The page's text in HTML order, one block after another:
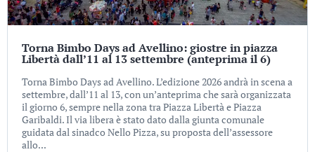
Torna Bimbo Days ad Avellino: giostre in piazza
Libertà dall’11 al 13 settembre (anteprima il 6)
Torna Bimbo Days ad Avellino. L’edizione 2026 andrà in scena a
settembre, dall’11 al 13, con un’anteprima che sarà organizzata
il giorno 6, sempre nella zona tra Piazza Libertà e Piazza
Garibaldi. Il via libera è stato dato dalla giunta comunale
guidata dal sinadco Nello Pizza, su proposta dell’assessore
allo...